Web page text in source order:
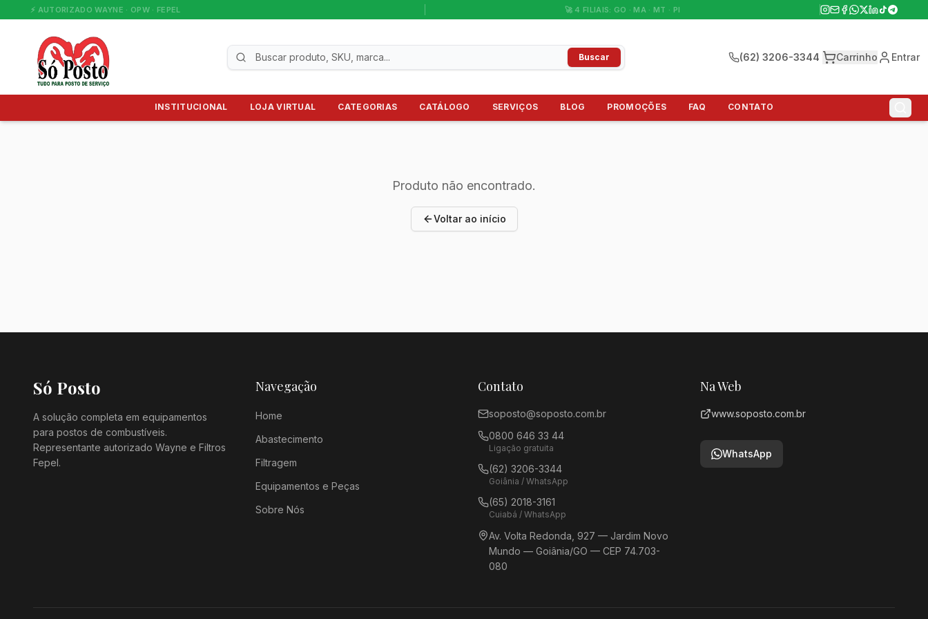
⚡ AUTORIZADO WAYNE · OPW · FEPEL 🚀 4 FILIAIS: GO · MA · MT · PI
Buscar (62) 3206-3344 Carrinho Entrar
INSTITUCIONAL LOJA VIRTUAL CATEGORIAS CATÁLOGO SERVIÇOS BLOG PROMOÇÕES FAQ CONTATO
Produto não encontrado.
Voltar ao início
Só Posto
A solução completa em equipamentos
para postos de combustíveis.
Representante autorizado Wayne e Filtros
Fepel.
Navegação
Home
Abastecimento
Filtragem
Equipamentos e Peças
Sobre Nós
Contato
soposto@soposto.com.br
0800 646 33 44
Ligação gratuita
(62) 3206-3344
Goiânia / WhatsApp
(65) 2018-3161
Cuiabá / WhatsApp
Av. Volta Redonda, 927 — Jardim Novo
Mundo — Goiânia/GO — CEP 74.703-
080
Na Web
www.soposto.com.br
WhatsApp